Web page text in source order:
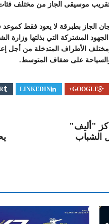
موسيقى الجاز من مختلف فئات
الجاز بطبرقة لا يعود فقط
المشتركة التي بذلتها وزارة
الأطراف المتدخلة من أجل
على ضفاف المتوسط.
GOOGLE+
LINKEDIN
"أليف"
الشباب